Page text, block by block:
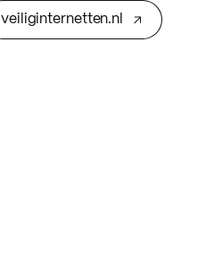
veiliginternetten.nl